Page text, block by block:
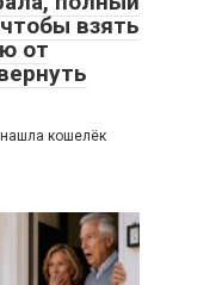
взять
от
кошелёк